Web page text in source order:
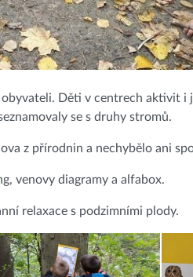
Děti v centrech aktivit i
se s druhy stromů.
z přírodnin a nechybělo ani
venovy diagramy a alfabox.
relaxace s podzimními plody.